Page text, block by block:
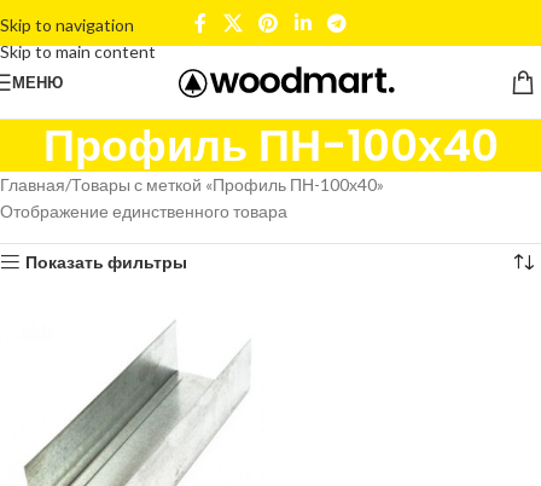
Skip to navigation
Skip to main content
МЕНЮ
Профиль ПН-100х40
Главная Товары с меткой «Профиль ПН-100х40»
Отображение единственного товара
Показать фильтры